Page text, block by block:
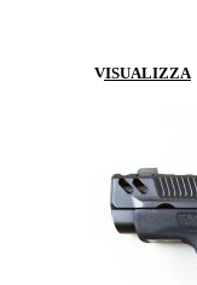
VISUALIZZA